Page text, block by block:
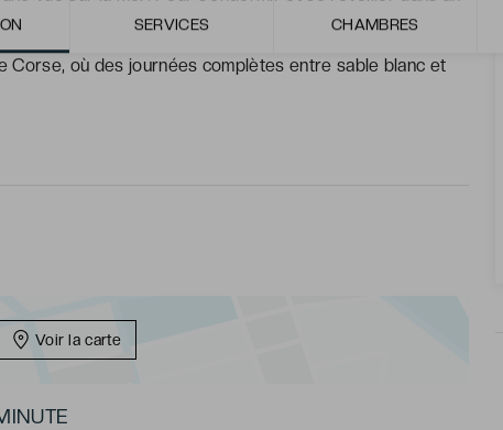
SERVICES CHAMBRES
Corse, où des journées complètes entre sable blanc et
Voir la carte